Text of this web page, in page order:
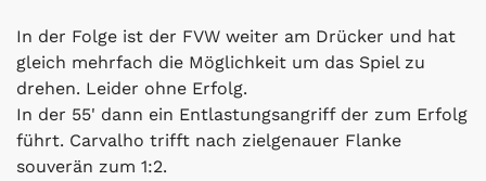
In der Folge ist der FVW weiter am Drücker und hat
gleich mehrfach die Möglichkeit um das Spiel zu
drehen. Leider ohne Erfolg.
In der 55' dann ein Entlastungsangriff der zum Erfolg
führt. Carvalho trifft nach zielgenauer Flanke
souverän zum 1:2.